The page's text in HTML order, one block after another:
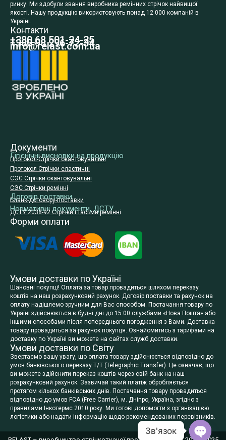
ринку. Ми здобули звання виробника ремінних стрічок найвищої
якості. Нашу продукцію використовують понад 12 000 компаній в
Україні.
Контакти
+380 68 501-24-25
+380 98 296-72-34
info@relast.com.ua
Документи
Гігієнічні висновки на продукцію
Протокол-Стрічки окантовувальні
Протокол Стрічки еластичні
СЭС Стрічки окантовувальні
СЭС Стрічки ремінні
Договір поставки
Бланк-договору-поставки
Нормативні документи, ДСТУ
ДСТУ 2038-92 Стрічки і тасьми ремінні
Форми оплати
Умови доставки по Україні
Шановні покупці! Оплата за товар провадиться шляхом переказу
коштів на наш розрахунковий рахунок. Договір поставки та рахунок на
оплату надішлемо зручним для Вас способом. Постачання товару по
Україні здійснюється в будні дні до 15:00 службами «Нова Пошта» або
іншими способами після попереднього погодження з Вами. Доставка
товару провадиться за рахунок покупця. Ознайомитись з тарифами на
доставку по Україні ви можете на сайтах служб доставки.
Умови доставки по Світу
Звертаємо вашу увагу, що оплата товару здійснюється відповідно до
умов банківського переказу T/T (Telegraphic Transfer). Це означає, що
ви можете здійснити переказ коштів через свій банк на наш
розрахунковий рахунок. Зазвичай такий платіж обробляється
протягом кількох банківських днів. Постачання товару провадиться
відповідно до умов FCA (Free Carrier), м. Дніпро, Україна, згідно з
правилами Інкотермс 2010 року. Ми готові допомогти з організацією
логістики або надати інформацію щодо рекомендованих перевізників.
Зв'язок